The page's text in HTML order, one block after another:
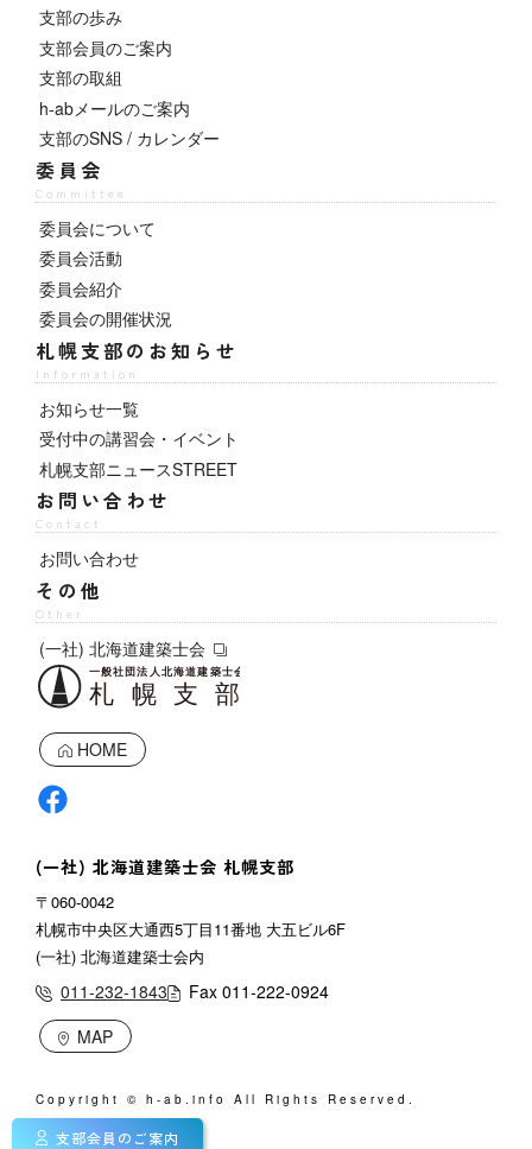
支部会員のご案内
HOME
(一社) 北海道建築士会 札幌支部
〒060-0042
札幌市中央区大通西5丁目11番地 大五ビル6F
(一社) 北海道建築士会内
011-232-1843
Fax 011-222-0924
MAP
支部の歩み
支部会員のご案内
支部の取組
h-abメールのご案内
支部のSNS / カレンダー
委員会
Committee
委員会について
委員会活動
委員会紹介
委員会の開催状況
札幌支部のお知らせ
Information
お知らせ一覧
受付中の講習会・イベント
札幌支部ニュースSTREET
お問い合わせ
Contact
お問い合わせ
その他
Other
(一社) 北海道建築士会
Copyright © h-ab.info All Rights Reserved.